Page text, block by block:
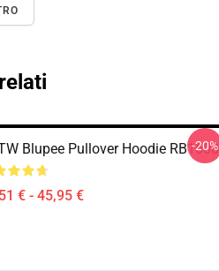
Blupee Pullover Hoodie RB1608
€ - 45,95 €
-20%